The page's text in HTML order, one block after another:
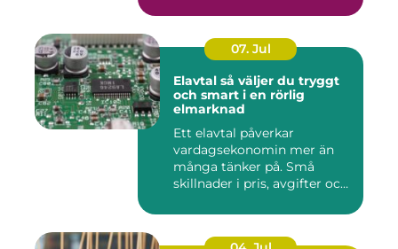
07. Jul
Elavtal så väljer du tryggt
och smart i en rörlig
elmarknad
Ett elavtal påverkar
vardagsekonomin mer än
många tänker på. Små
skillnader i pris, avgifter och